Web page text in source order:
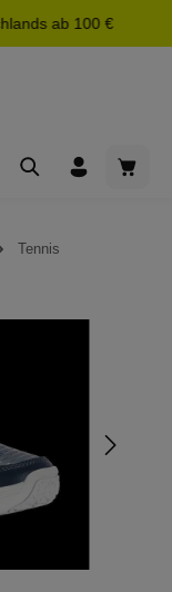
ab 100 €
Tennis